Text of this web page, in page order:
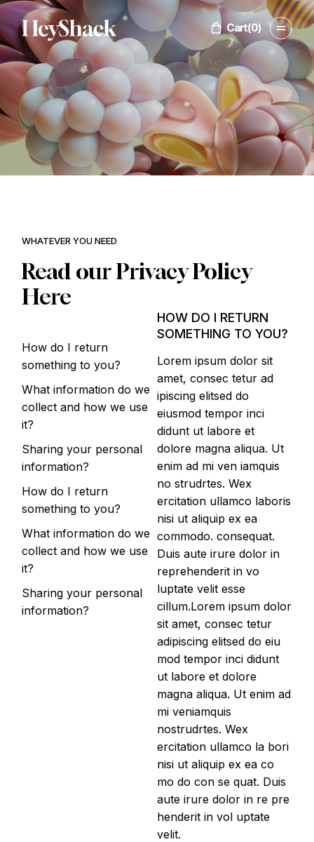
Cart(0)
WHATEVER YOU NEED
Read our Privacy Policy
Here
How do I return
something to you?
What information do we
collect and how we use
it?
Sharing your personal
information?
How do I return
something to you?
What information do we
collect and how we use
it?
Sharing your personal
information?
HOW DO I RETURN
SOMETHING TO YOU?
Lorem ipsum dolor sit
amet, consec tetur ad
ipiscing elitsed do
eiusmod tempor inci
didunt ut labore et
dolore magna aliqua. Ut
enim ad mi ven iamquis
no strudrtes. Wex
ercitation ullamco laboris
nisi ut aliquip ex ea
commodo. consequat.
Duis aute irure dolor in
reprehenderit in vo
luptate velit esse
cillum.Lorem ipsum dolor
sit amet, consec tetur
adipiscing elitsed do eiu
mod tempor inci didunt
ut labore et dolore
magna aliqua. Ut enim ad
mi veniamquis
nostrudrtes. Wex
ercitation ullamco la bori
nisi ut aliquip ex ea co
mo do con se quat. Duis
aute irure dolor in re pre
henderit in vol uptate
velit.